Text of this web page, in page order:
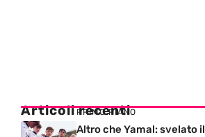
Articoli recenti
PRIMO PIANO
Altro che Yamal: svelato il